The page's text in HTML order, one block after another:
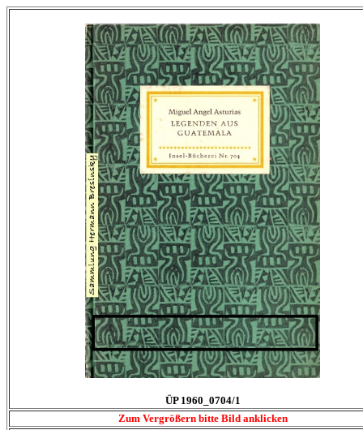
ÜP 1960_0704/1
Zum Vergrößern bitte Bild anklicken